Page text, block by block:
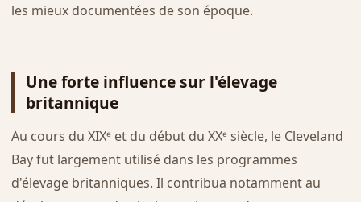
les mieux documentées de son époque.
Une forte influence sur l'élevage
britannique
Au cours du XIXᵉ et du début du XXᵉ siècle, le Cleveland
Bay fut largement utilisé dans les programmes
d'élevage britanniques. Il contribua notamment au